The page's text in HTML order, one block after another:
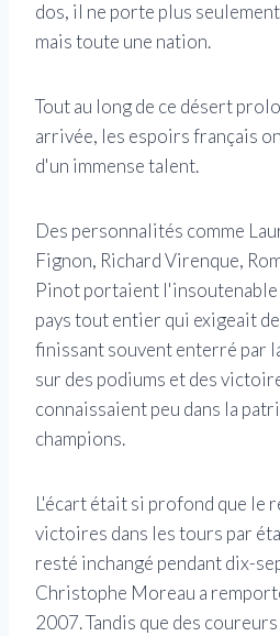
dos, il ne porte plus
mais toute une nation.
Tout au long de ce désert
arrivée, les espoirs français
d'un immense talent.
Des personnalités comme
Fignon, Richard Virenque,
Pinot portaient
pays tout entier qui exigeait
finissant souvent enterré par
sur des podiums et des
connaissaient peu dans la
champions.
L'écart était si profond que le
victoires dans les tours par
resté inchangé pendant dix-
Christophe Moreau a
2007. Tandis que des